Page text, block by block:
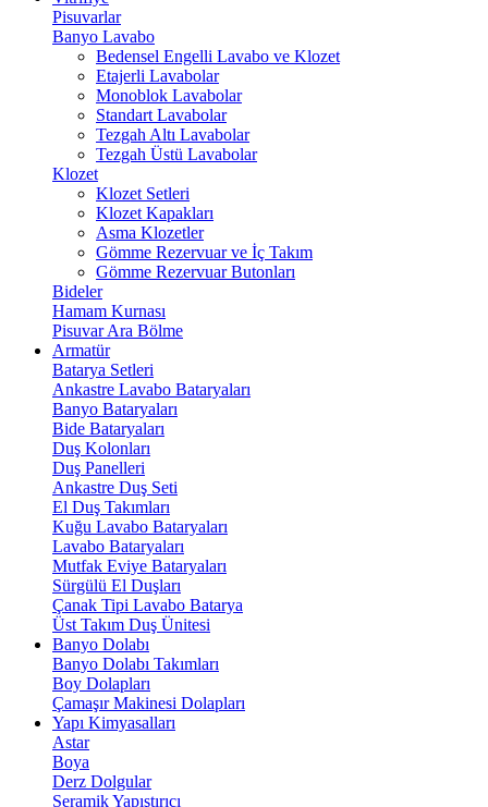
Pisuvarlar
Banyo Lavabo
Bedensel Engelli Lavabo ve Klozet
Etajerli Lavabolar
Monoblok Lavabolar
Standart Lavabolar
Tezgah Altı Lavabolar
Tezgah Üstü Lavabolar
Klozet
Klozet Setleri
Klozet Kapakları
Asma Klozetler
Gömme Rezervuar ve İç Takım
Gömme Rezervuar Butonları
Bideler
Hamam Kurnası
Pisuvar Ara Bölme
Armatür
Batarya Setleri
Ankastre Lavabo Bataryaları
Banyo Bataryaları
Bide Bataryaları
Duş Kolonları
Duş Panelleri
Ankastre Duş Seti
El Duş Takımları
Kuğu Lavabo Bataryaları
Lavabo Bataryaları
Mutfak Eviye Bataryaları
Sürgülü El Duşları
Çanak Tipi Lavabo Batarya
Üst Takım Duş Ünitesi
Banyo Dolabı
Banyo Dolabı Takımları
Boy Dolapları
Çamaşır Makinesi Dolapları
Yapı Kimyasalları
Astar
Boya
Derz Dolgular
Seramik Yapıştırıcı